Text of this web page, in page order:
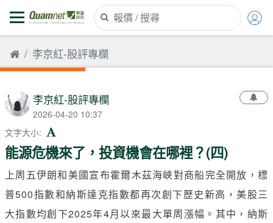
李京紅-股評專欄
李京紅-股評專欄
2026-04-20 10:37
文字大小:
能源危機來了，投資機會在哪裡？(四)
上周五伊朗和美國宣布霍爾木茲海峽對商船完全開放，標
普500指數和納斯達克指數都再次創下歷史新高，美股三
大指數均創下2025年4月以來最大單周漲幅。其中，納斯